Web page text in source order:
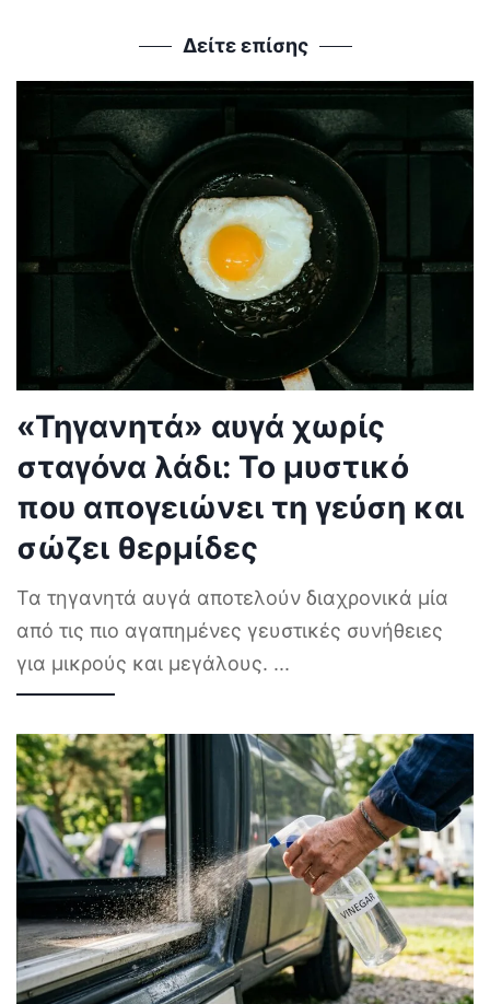
Δείτε επίσης
«Τηγανητά» αυγά χωρίς
σταγόνα λάδι: Το μυστικό
που απογειώνει τη γεύση και
σώζει θερμίδες
Τα τηγανητά αυγά αποτελούν διαχρονικά μία
από τις πιο αγαπημένες γευστικές συνήθειες
για μικρούς και μεγάλους. ...